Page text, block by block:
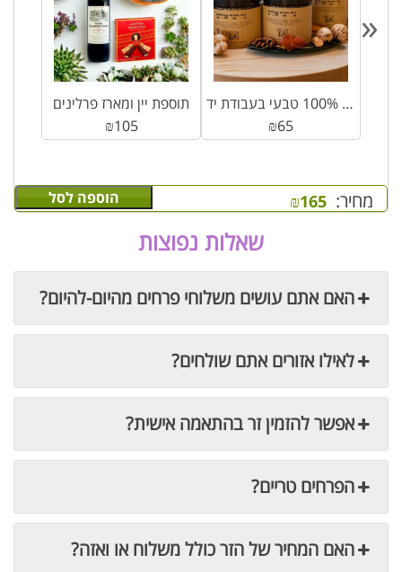
מחיר: ₪165 הוספה לסל
תוספת יין ומארז פרלינים
₪105
נר סויה 100% טבעי בעבודת יד
₪65
«
שאלות נפוצות
האם אתם עושים משלוחי פרחים מהיום-להיום?
לאילו אזורים אתם שולחים?
אפשר להזמין זר בהתאמה אישית?
הפרחים טריים?
האם המחיר של הזר כולל משלוח או ואזה?